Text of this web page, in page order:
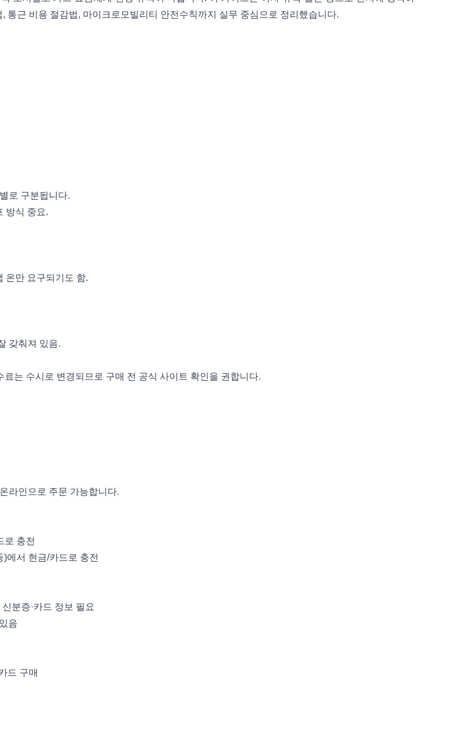
통근 비용 절감법, 마이크로모빌리티 안전수칙까지 실무 중심으로 정리했습니다.
로 구분됩니다.
방식 중요.
온만 요구되기도 함.
갖춰져 있음.
는 수시로 변경되므로 구매 전 공식 사이트 확인을 권합니다.
라인으로 주문 가능합니다.
로 충전
에서 현금/카드로 충전
분증·카드 정보 필요
음
드 구매